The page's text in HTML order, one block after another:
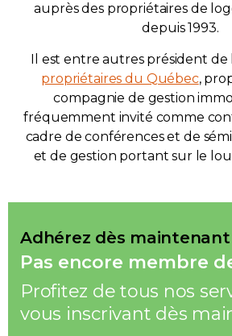
auprès des propriétaires de
depuis 1993.
Il est entre autres président de
propriétaires du Québec,
compagnie de gestion
fréquemment invité comme
cadre de conférences et de
et de gestion portant sur le
Adhérez dès maintenant
Pas encore membre
Profitez de tous nos
vous inscrivant dès